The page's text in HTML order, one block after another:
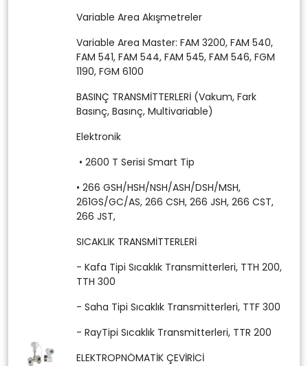
Variable Area Akışmetreler
Variable Area Master: FAM 3200, FAM 540,
FAM 541, FAM 544, FAM 545, FAM 546, FGM
1190, FGM 6100
BASINÇ TRANSMİTTERLERİ (Vakum, Fark
Basınç, Basınç, Multivariable)
Elektronik
• 2600 T Serisi Smart Tip
• 266 GSH/HSH/NSH/ASH/DSH/MSH,
261GS/GC/AS, 266 CSH, 266 JSH, 266 CST,
266 JST,
SICAKLIK TRANSMİTTERLERİ
- Kafa Tipi Sıcaklık Transmitterleri, TTH 200,
TTH 300
- Saha Tipi Sıcaklık Transmitterleri, TTF 300
- RayTipi Sıcaklık Transmitterleri, TTR 200
ELEKTROPNÖMATİK ÇEVİRİCİ